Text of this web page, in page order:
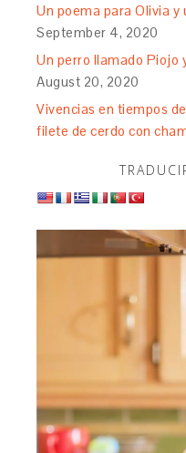
Un poema para Olivia y
September 4, 2020
Un perro llamado Piojo
August 20, 2020
Vivencias en tiempos
filete de cerdo con